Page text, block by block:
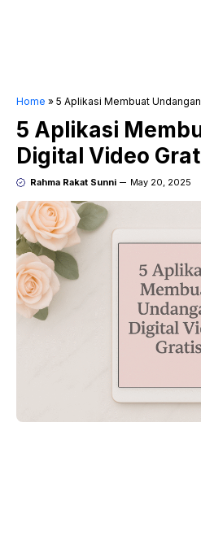
Home » 5 Aplikasi Membuat
5 Aplikasi
Digital Video
Rahma Rakat Sunni May 20, 2025